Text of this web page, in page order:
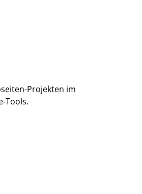
Projekten im
Tools.